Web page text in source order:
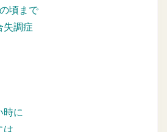
頃まで
失調症
時に
は